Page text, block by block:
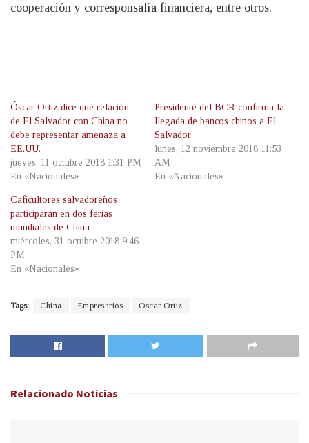
cooperación y corresponsalía financiera, entre otros.
Óscar Ortiz dice que relación
de El Salvador con China no
debe representar amenaza a
EE.UU.
jueves, 11 octubre 2018 1:31 PM
En «Nacionales»
Presidente del BCR confirma la
llegada de bancos chinos a El
Salvador
lunes, 12 noviembre 2018 11:53
AM
En «Nacionales»
Caficultores salvadoreños
participarán en dos ferias
mundiales de China
miércoles, 31 octubre 2018 9:46
PM
En «Nacionales»
Tags: China Empresarios Oscar Ortiz
Relacionado Noticias